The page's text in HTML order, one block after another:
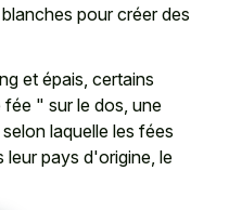
pour créer des
et épais, certains
" sur le dos, une
laquelle les fées
leur pays d'origine, le